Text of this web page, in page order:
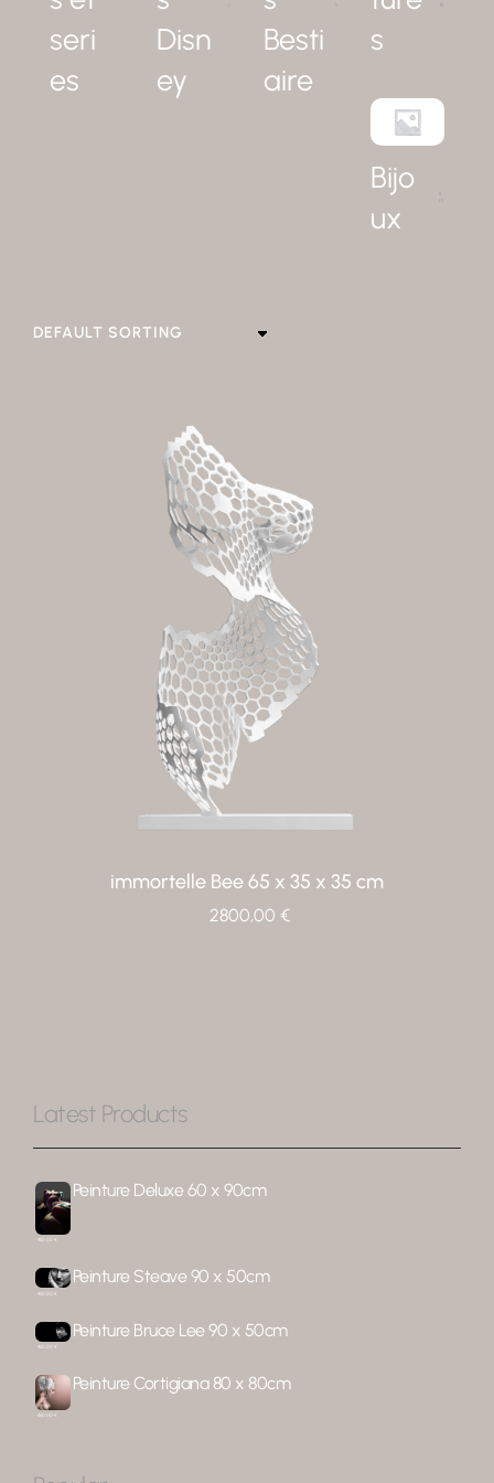
Latest Products
PeintureDeluxe60 x 90cm
450,00€
PeintureSteave90 x 50cm
450,00€
PeintureBruce Lee90 x 50cm
420,00€
PeintureCortigiana80 x 80cm
460,00€
seri
es
Disn
ey
Besti
aire
s
Bijo
ux
immortelle Bee65 x 35 x 35 cm
2800,00 €